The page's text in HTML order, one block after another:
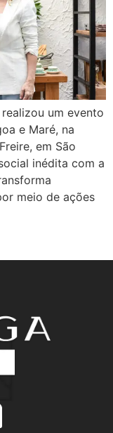
um evento
e Maré, na
em São
inédita com a
meio de ações